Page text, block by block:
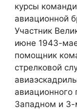
курсы
авиационной
Участник
июне 1943-
помощник
стрелковой
Западном и 3-